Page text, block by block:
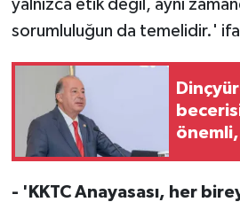
yalnızca etik değil, aynı
sorumluluğun da temelidir.'
- 'KKTC Anayasası, her